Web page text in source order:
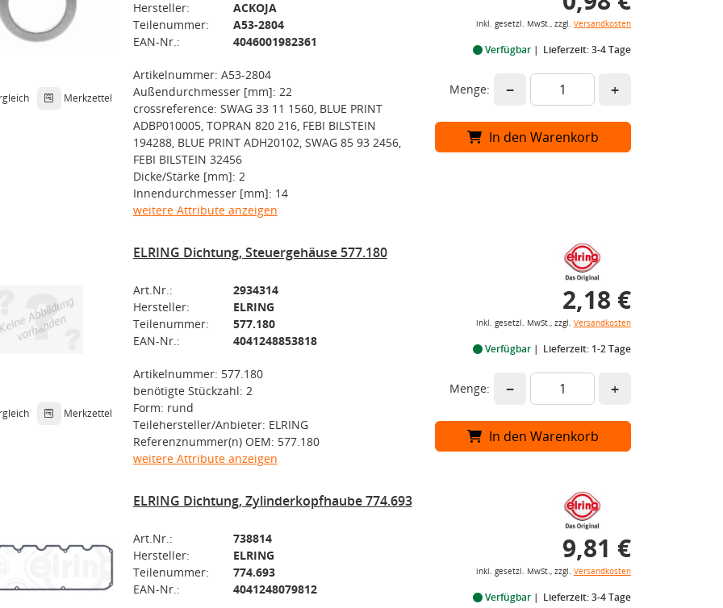
Merkzettel
Hersteller:
ACKOJA
Teilenummer:
A53-2804
EAN-Nr.:
4046001982361
Artikelnummer: A53-2804
Außendurchmesser [mm]: 22
crossreference: SWAG 33 11 1560, BLUE PRINT
ADBP010005, TOPRAN 820 216, FEBI BILSTEIN
194288, BLUE PRINT ADH20102, SWAG 85 93 2456,
FEBI BILSTEIN 32456
Dicke/Stärke [mm]: 2
Innendurchmesser [mm]: 14
weitere Attribute anzeigen
inkl. gesetzl. MwSt., zzgl. Versandkosten
Verfügbar Lieferzeit: 3-4 Tage
Menge: − +
In den Warenkorb
Merkzettel
ELRING Dichtung, Steuergehäuse 577.180
Art.Nr.:
2934314
Hersteller:
ELRING
Teilenummer:
577.180
EAN-Nr.:
4041248853818
Artikelnummer: 577.180
benötigte Stückzahl: 2
Form: rund
Teilehersteller/Anbieter: ELRING
Referenznummer(n) OEM: 577.180
weitere Attribute anzeigen
2,18 €
inkl. gesetzl. MwSt., zzgl. Versandkosten
Verfügbar Lieferzeit: 1-2 Tage
Menge: − +
In den Warenkorb
ELRING Dichtung, Zylinderkopfhaube 774.693
Art.Nr.:
738814
Hersteller:
ELRING
Teilenummer:
774.693
EAN-Nr.:
4041248079812
9,81 €
inkl. gesetzl. MwSt., zzgl. Versandkosten
Verfügbar Lieferzeit: 3-4 Tage